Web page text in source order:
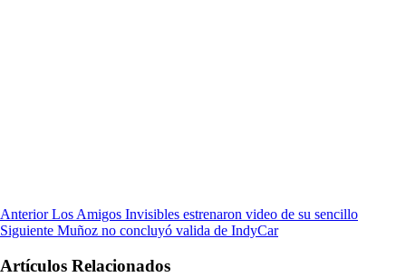
Anterior Los Amigos Invisibles estrenaron video de su sencillo
Siguiente Muñoz no concluyó valida de IndyCar
Artículos Relacionados